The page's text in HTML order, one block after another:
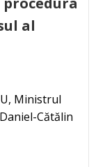
al
Ministrul
Cătălin